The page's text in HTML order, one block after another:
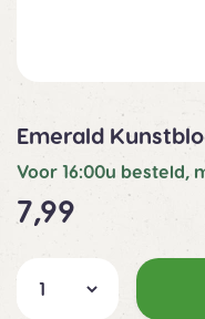
Emerald
Voor 16:00u besteld,
7,99